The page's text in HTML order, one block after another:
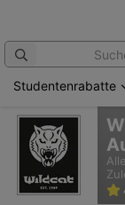
Zum
Hauptinhalt
springen
Studentenrabatte
Alle